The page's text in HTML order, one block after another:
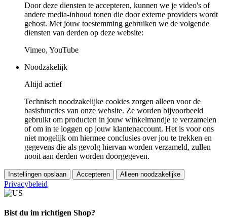
Door deze diensten te accepteren, kunnen we je video's of
andere media-inhoud tonen die door externe providers wordt
gehost. Met jouw toestemming gebruiken we de volgende
diensten van derden op deze website:
Vimeo, YouTube
Noodzakelijk
Altijd actief
Technisch noodzakelijke cookies zorgen alleen voor de
basisfuncties van onze website. Ze worden bijvoorbeeld
gebruikt om producten in jouw winkelmandje te verzamelen
of om in te loggen op jouw klantenaccount. Het is voor ons
niet mogelijk om hiermee conclusies over jou te trekken en
gegevens die als gevolg hiervan worden verzameld, zullen
nooit aan derden worden doorgegeven.
Instellingen opslaan Accepteren Alleen noodzakelijke
Privacybeleid
Bist du im richtigen Shop?